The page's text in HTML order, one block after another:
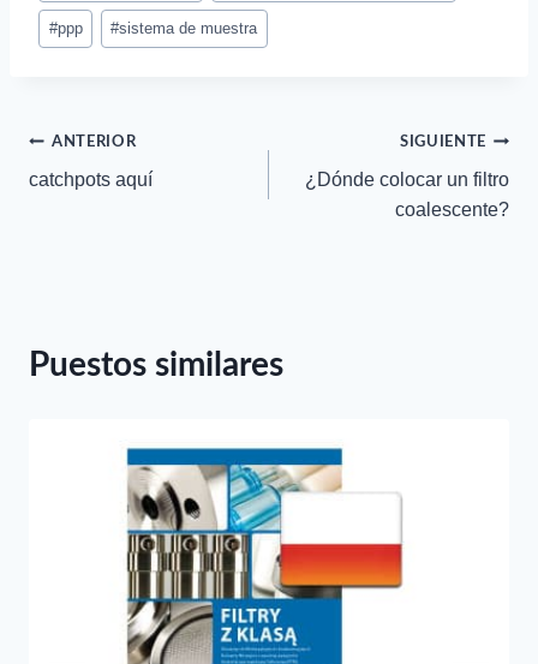
#ppp #sistema de muestra
Navegación
ANTERIOR
catchpots aquí
SIGUIENTE
¿Dónde colocar un filtro
coalescente?
Puestos similares